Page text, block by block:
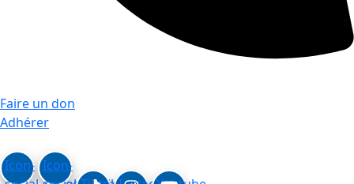
Faire un don
Adhérer
Icon- Icon-